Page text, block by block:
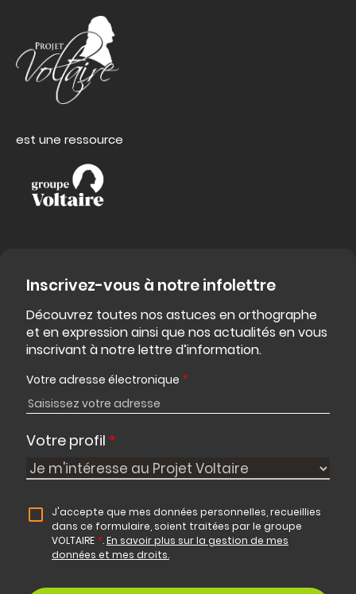
est une ressource
Inscrivez-vous à notre infolettre
Découvrez toutes nos astuces en orthographe
et en expression ainsi que nos actualités en vous
inscrivant à notre lettre d’information.
Votre adresse électronique *
Votre profil *
J'accepte que mes données personnelles, recueillies
dans ce formulaire, soient traitées par le groupe
VOLTAIRE *.En savoir plus sur la gestion de mes
données et mes droits.